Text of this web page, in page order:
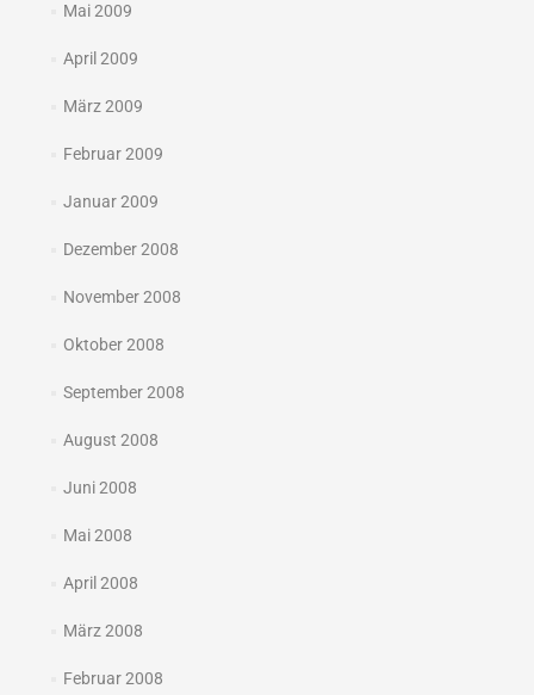
Mai 2009
April 2009
März 2009
Februar 2009
Januar 2009
Dezember 2008
November 2008
Oktober 2008
September 2008
August 2008
Juni 2008
Mai 2008
April 2008
März 2008
Februar 2008